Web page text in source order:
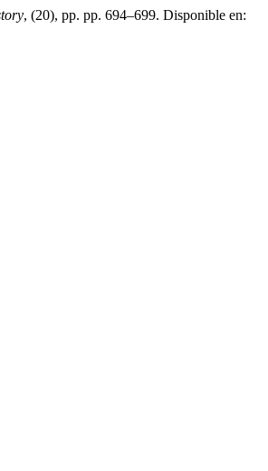
, (20), pp. pp. 694–699. Disponible en: